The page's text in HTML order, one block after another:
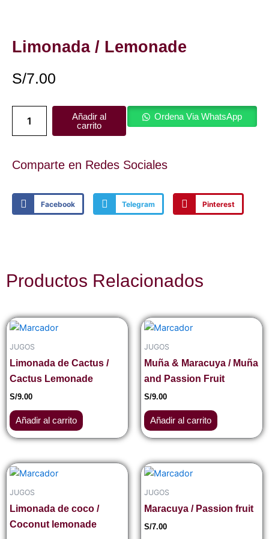
Limonada / Lemonade
S/7.00
Lemonade
Añadir al
carrito
Ordena Via WhatsApp
Comparte en Redes Sociales
Facebook Telegram Pinterest
Productos Relacionados
JUGOS
Limonada de Cactus /
Cactus Lemonade
S/9.00
Añadir al carrito
JUGOS
Muña & Maracuya / Muña
and Passion Fruit
S/9.00
Añadir al carrito
JUGOS
Limonada de coco /
Coconut lemonade
JUGOS
Maracuya / Passion fruit
S/7.00